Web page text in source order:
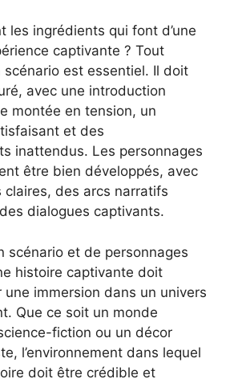
les ingrédients qui font d’une
captivante ? Tout
scénario est essentiel. Il doit
avec une introduction
montée en tension, un
et des
inattendus. Les personnages
être bien développés, avec
claires, des arcs narratifs
dialogues captivants.
scénario et de personnages
histoire captivante doit
immersion dans un univers
Que ce soit un monde
fiction ou un décor
l’environnement dans lequel
doit être crédible et